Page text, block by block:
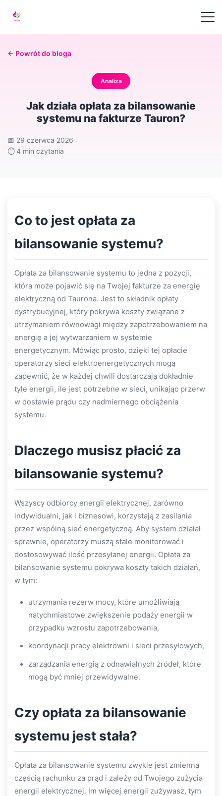
← Powrót do bloga
Analiza
Jak działa opłata za bilansowanie
systemu na fakturze Tauron?
📅 29 czerwca 2026
⏱️4 min czytania
Co to jest opłata za
bilansowanie systemu?
Opłata za bilansowanie systemu to jedna z pozycji,
która może pojawić się na Twojej fakturze za energię
elektryczną od Taurona. Jest to składnik opłaty
dystrybucyjnej, który pokrywa koszty związane z
utrzymaniem równowagi między zapotrzebowaniem na
energię a jej wytwarzaniem w systemie
energetycznym. Mówiąc prosto, dzięki tej opłacie
operatorzy sieci elektroenergetycznych mogą
zapewnić, że w każdej chwili dostarczają dokładnie
tyle energii, ile jest potrzebne w sieci, unikając przerw
w dostawie prądu czy nadmiernego obciążenia
systemu.
Dlaczego musisz płacić za
bilansowanie systemu?
Wszyscy odbiorcy energii elektrycznej, zarówno
indywidualni, jak i biznesowi, korzystają z zasilania
przez wspólną sieć energetyczną. Aby system działał
sprawnie, operatorzy muszą stale monitorować i
dostosowywać ilość przesyłanej energii. Opłata za
bilansowanie systemu pokrywa koszty takich działań,
w tym:
utrzymania rezerw mocy, które umożliwiają
natychmiastowe zwiększenie podaży energii w
przypadku wzrostu zapotrzebowania,
koordynacji pracy elektrowni i sieci przesyłowych,
zarządzania energią z odnawialnych źródeł, które
mogą być mniej przewidywalne.
Czy opłata za bilansowanie
systemu jest stała?
Opłata za bilansowanie systemu zwykle jest zmienną
częścią rachunku za prąd i zależy od Twojego zużycia
energii elektrycznej. Im więcej energii zużywasz, tym